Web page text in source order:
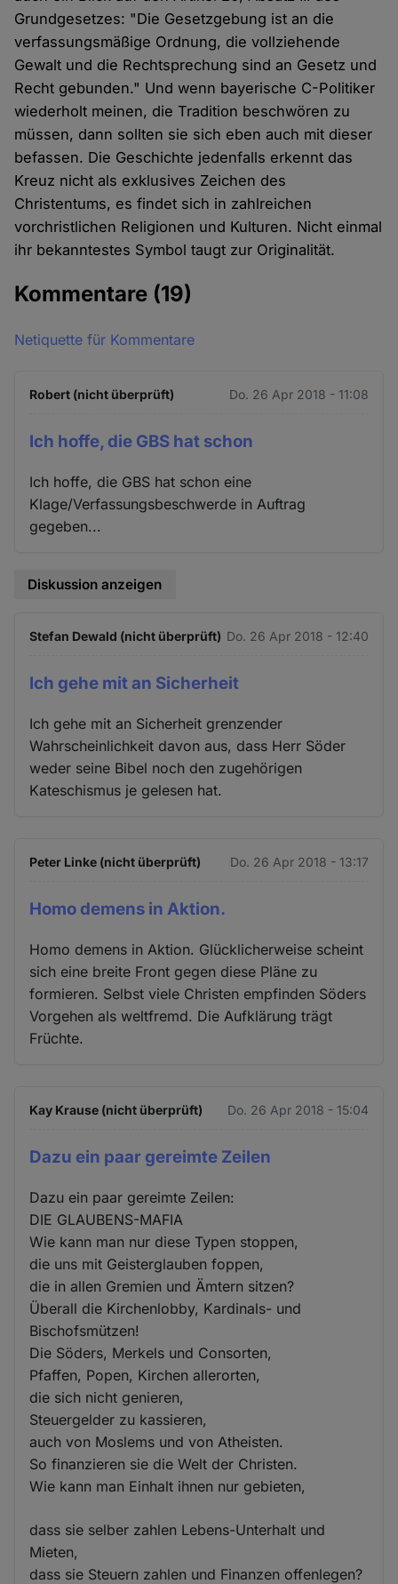
Grundgesetzes: "Die Gesetzgebung ist an die
verfassungsmäßige Ordnung, die vollziehende
Gewalt und die Rechtsprechung sind an Gesetz und
Recht gebunden." Und wenn bayerische C-Politiker
wiederholt meinen, die Tradition beschwören zu
müssen, dann sollten sie sich eben auch mit dieser
befassen. Die Geschichte jedenfalls erkennt das
Kreuz nicht als exklusives Zeichen des
Christentums, es findet sich in zahlreichen
vorchristlichen Religionen und Kulturen. Nicht einmal
ihr bekanntestes Symbol taugt zur Originalität.
Kommentare (19)
Netiquette für Kommentare
Robert (nicht überprüft) Do. 26 Apr 2018 - 11:08
Ich hoffe, die GBS hat schon
Ich hoffe, die GBS hat schon eine
Klage/Verfassungsbeschwerde in Auftrag
gegeben...
Diskussion anzeigen
Stefan Dewald (nicht überprüft) Do. 26 Apr 2018 - 12:40
Ich gehe mit an Sicherheit
Ich gehe mit an Sicherheit grenzender
Wahrscheinlichkeit davon aus, dass Herr Söder
weder seine Bibel noch den zugehörigen
Kateschismus je gelesen hat.
Peter Linke (nicht überprüft) Do. 26 Apr 2018 - 13:17
Homo demens in Aktion.
Homo demens in Aktion. Glücklicherweise scheint
sich eine breite Front gegen diese Pläne zu
formieren. Selbst viele Christen empfinden Söders
Vorgehen als weltfremd. Die Aufklärung trägt
Früchte.
Kay Krause (nicht überprüft) Do. 26 Apr 2018 - 15:04
Dazu ein paar gereimte Zeilen
Dazu ein paar gereimte Zeilen:
DIE GLAUBENS-MAFIA
Wie kann man nur diese Typen stoppen,
die uns mit Geisterglauben foppen,
die in allen Gremien und Ämtern sitzen?
Überall die Kirchenlobby, Kardinals- und
Bischofsmützen!
Die Söders, Merkels und Consorten,
Pfaffen, Popen, Kirchen allerorten,
die sich nicht genieren,
Steuergelder zu kassieren,
auch von Moslems und von Atheisten.
So finanzieren sie die Welt der Christen.
Wie kann man Einhalt ihnen nur gebieten,
dass sie selber zahlen Lebens-Unterhalt und
Mieten,
dass sie Steuern zahlen und Finanzen offenlegen?